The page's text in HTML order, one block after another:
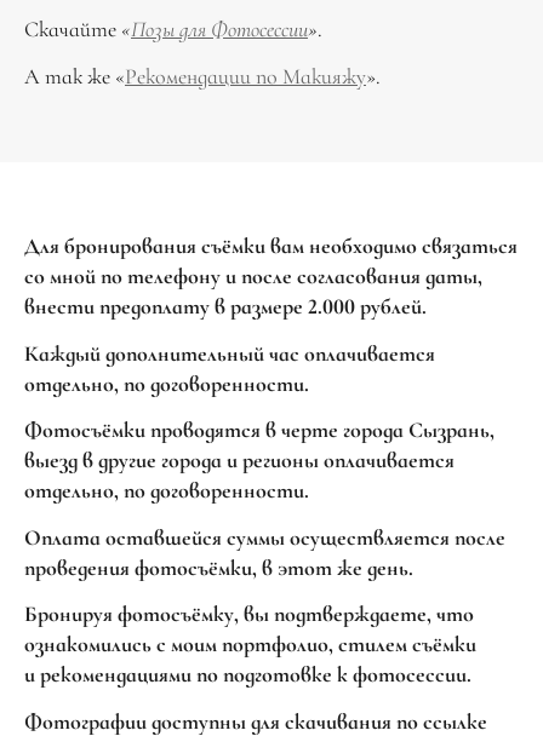
Скачайте «Позы для Фотосессии».
А так же «Рекомендации по Макияжу».
Для бронирования съёмки вам необходимо связаться
со мной по телефону и после согласования даты,
внести предоплату в размере 2.000 рублей.
Каждый дополнительный час оплачивается
отдельно, по договоренности.
Фотосъёмки проводятся в черте города Сызрань,
выезд в другие города и регионы оплачивается
отдельно, по договоренности.
Оплата оставшейся суммы осуществляется после
проведения фотосъёмки, в этот же день.
Бронируя фотосъёмку, вы подтверждаете, что
ознакомились с моим портфолио, стилем съёмки
и рекомендациями по подготовке к фотосессии.
Фотографии доступны для скачивания по ссылке